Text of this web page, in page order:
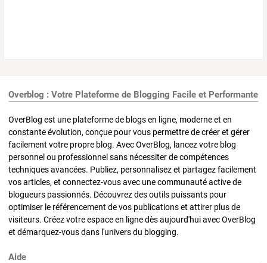
Overblog : Votre Plateforme de Blogging Facile et Performante
OverBlog est une plateforme de blogs en ligne, moderne et en
constante évolution, conçue pour vous permettre de créer et gérer
facilement votre propre blog. Avec OverBlog, lancez votre blog
personnel ou professionnel sans nécessiter de compétences
techniques avancées. Publiez, personnalisez et partagez facilement
vos articles, et connectez-vous avec une communauté active de
blogueurs passionnés. Découvrez des outils puissants pour
optimiser le référencement de vos publications et attirer plus de
visiteurs. Créez votre espace en ligne dès aujourd'hui avec OverBlog
et démarquez-vous dans l'univers du blogging.
Aide